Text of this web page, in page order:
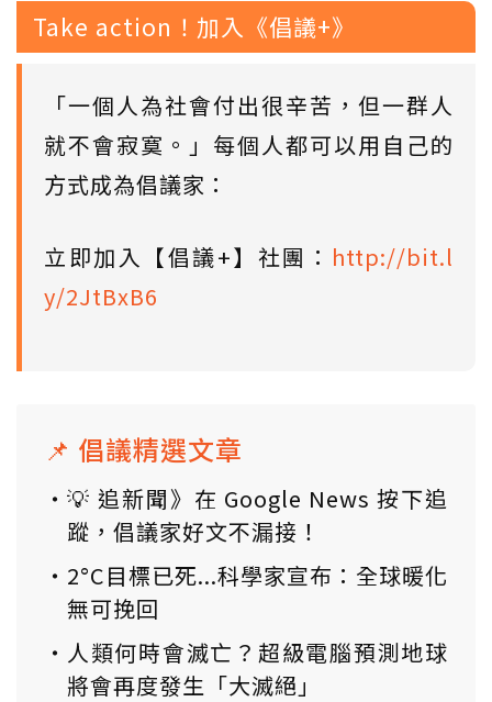
Take action！加入《倡議+》
「一個人為社會付出很辛苦，但一群人
就不會寂寞。」每個人都可以用自己的
方式成為倡議家：
立即加入【倡議+】社團： http://bit.l
y/2JtBxB6
📌 倡議精選文章
💡 追新聞》在 Google News 按下追
蹤，倡議家好文不漏接！
2°C目標已死...科學家宣布：全球暖化
無可挽回
人類何時會滅亡？超級電腦預測地球
將會再度發生「大滅絕」